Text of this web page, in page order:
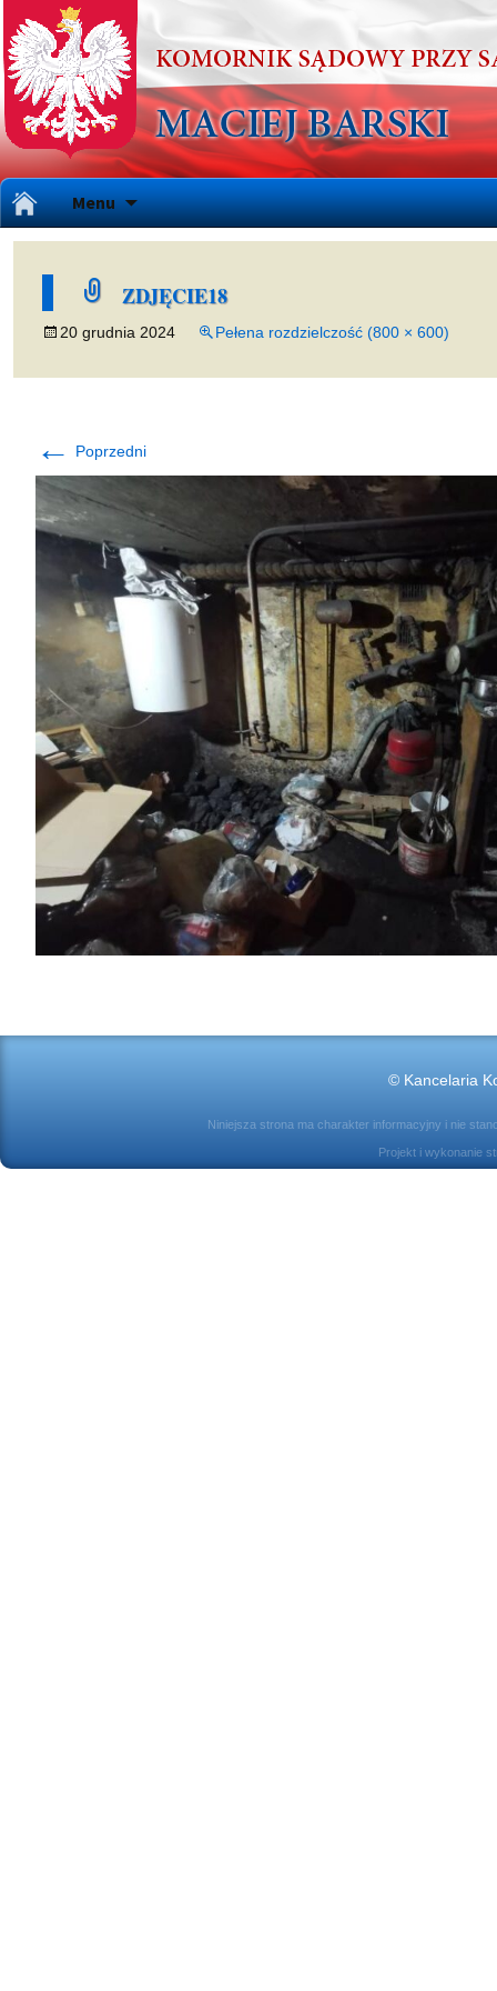
Menu
do
ZDJĘCIE18
20 grudnia 2024 Pełena rozdzielczość (800 × 600)
← Poprzedni
© Kancelaria
Niniejsza strona ma charakter informacyjny i nie
Projekt i wykonanie